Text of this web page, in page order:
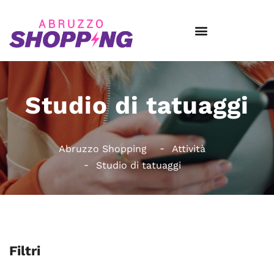
Studio di tatuaggi
Abruzzo Shopping
Attività
Studio di tatuaggi
Filtri